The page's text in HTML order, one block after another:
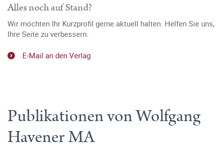
Alles noch auf Stand?
Wir möchten Ihr Kurzprofil gerne aktuell halten. Helfen Sie uns,
Ihre Seite zu verbessern.
E-Mail an den Verlag
Publikationen von Wolfgang
Havener MA